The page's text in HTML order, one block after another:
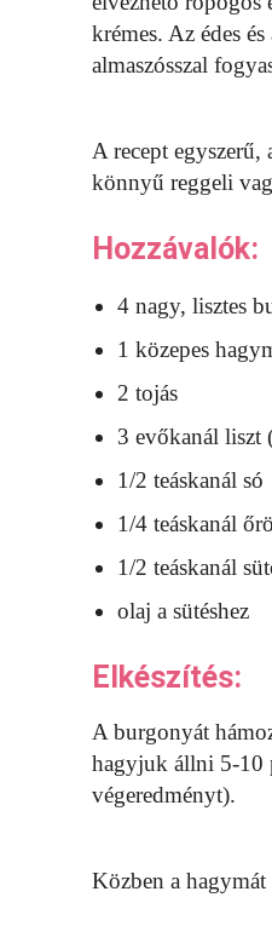
krémes. Az édes
almaszósszal
A recept egyszerű,
könnyű reggeli
Hozzávalók:
4 nagy, lisztes
1 közepes
2 tojás
3 evőkanál liszt
1/2 teáskanál só
1/4 teáskanál
1/2 teáskanál
olaj a sütéshez
Elkészítés:
A burgonyát
hagyjuk állni 5-10
végeredményt).
Közben a